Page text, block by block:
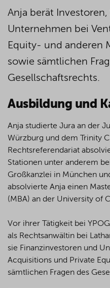
Anja berät
Unternehmen bei
Equity- und anderen
sowie sämtlichen
Gesellschaftsrechts.
Ausbildung und
Anja studierte Jura an der
Würzburg und dem Trinity
Rechtsreferendariat
Stationen unter anderem
Großkanzlei in München
absolvierte Anja einen
(MBA) an der University of
Vor ihrer Tätigkeit bei
als Rechtsanwältin bei
sie Finanzinvestoren und
Acquisitions und Private
sämtlichen Fragen des